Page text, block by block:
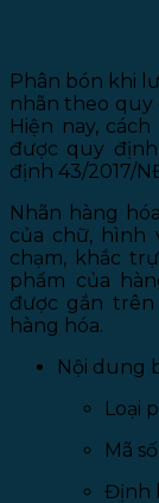
Phân bón khi
nhãn theo quy
Hiện nay,
được quy
định 43/2017/
Nhãn hàng
của chữ, hình
chạm, khắc
phẩm của
được gắn
hàng hóa.
Nội dung
Loại
Mã
Định